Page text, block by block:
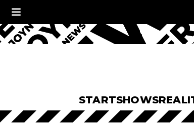
STARTSHOWS